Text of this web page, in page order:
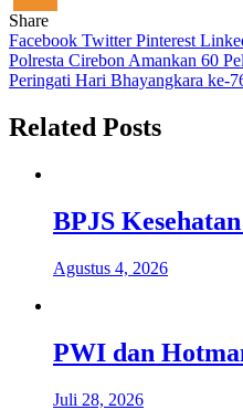
Share
Facebook TwitterPinterest
Navigasi
pos
Polresta Cirebon Amankan 60
Peringati Hari Bhayangkara ke-
Related Posts
BPJS
Agustus 4, 2026
PWI dan
Juli 28, 2026